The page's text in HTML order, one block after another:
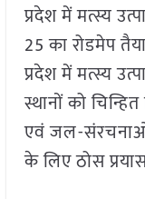
प्रदेश में मत्स्य
25 का रोडमेप
प्रदेश में मत्स्य
स्थानों को
एवं जल-
के लिए ठोस